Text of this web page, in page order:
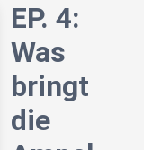
EP. 4:
Was
bringt
die